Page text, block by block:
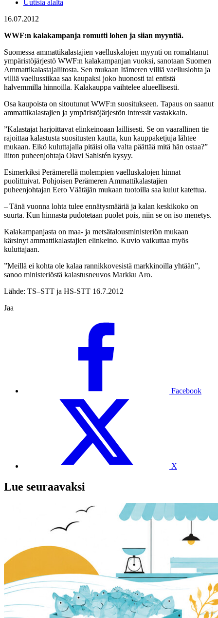
Uutisia alalta
16.07.2012
WWF:n kalakampanja romutti lohen ja siian myyntiä.
Suomessa ammattikalastajien vaelluskalojen myynti on romahtanut
ympäristöjärjestö WWF:n kalakampanjan vuoksi, sanotaan Suomen
Ammattikalastajaliitosta. Sen mukaan Itämeren villiä vaelluslohta ja
villiä vaellussiikaa saa kaupaksi joko huonosti tai entistä
halvemmilla hinnoilla. Kalakauppa vaihtelee alueellisesti.
Osa kaupoista on sitoutunut WWF:n suositukseen. Tapaus on saanut
ammattikalastajien ja ympäristöjärjestön intressit vastakkain.
”Kalastajat harjoittavat elinkeinoaan laillisesti. Se on vaarallinen tie
rajoittaa kalastusta suositusten kautta, kun kauppaketjuja lähtee
mukaan. Eikö kuluttajalla pitäisi olla valta päättää mitä hän ostaa?”
liiton puheenjohtaja Olavi Sahlstén kysyy.
Esimerkiksi Perämerellä molempien vaelluskalojen hinnat
puolittuivat. Pohjoisen Perämeren Ammattikalastajien
puheenjohtajan Eero Väätäjän mukaan tuotoilla saa kulut katettua.
– Tänä vuonna lohta tulee ennätysmääriä ja kalan keskikoko on
suurta. Kun hinnasta pudotetaan puolet pois, niin se on iso menetys.
Kalakampanjasta on maa- ja metsätalousministeriön mukaan
kärsinyt ammattikalastajien elinkeino. Kuvio vaikuttaa myös
kuluttajaan.
”Meillä ei kohta ole kalaa rannikkovesistä markkinoilla yhtään”,
sanoo ministeriöstä kalastusneuvos Markku Aro.
Lähde: TS–STT ja HS-STT 16.7.2012
Jaa
Facebook
X
Lue seuraavaksi